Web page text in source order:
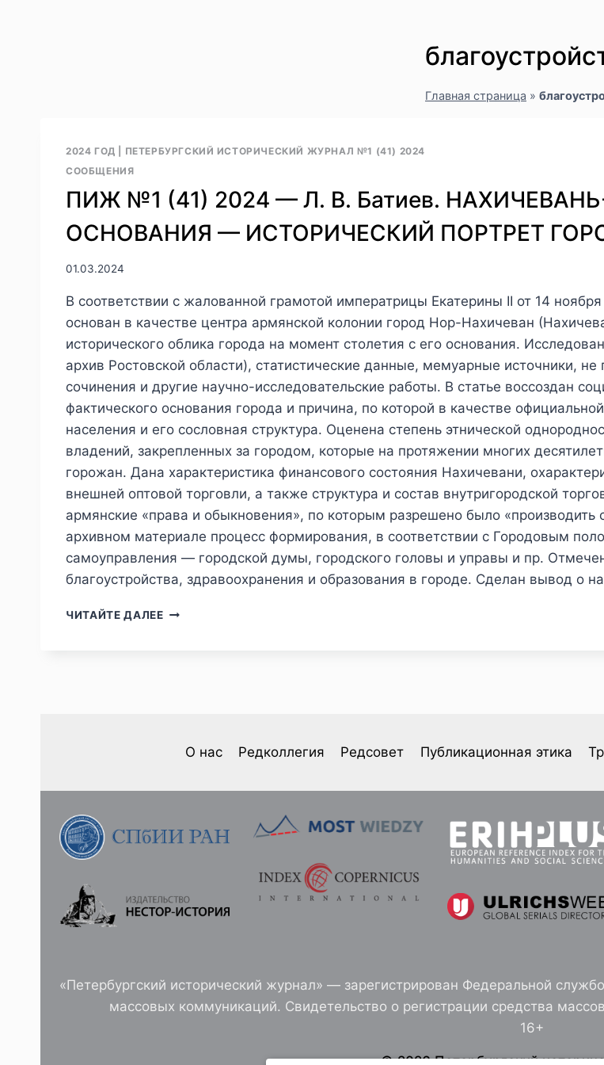
Главная страница »
2024 ГОД
ПЕТЕРБУРГСКИЙ ИСТОРИЧЕСКИЙ ЖУРНАЛ №1 (41) 2024
СООБЩЕНИЯ
ПИЖ №1 (41) 2024 — Л. В. Батиев.
ОСНОВАНИЯ — ИСТОРИЧЕСКИЙ ПОРТРЕТ
01.03.2024
В соответствии с жалованной грамотой императрицы Екатерины II от 14
основан в качестве центра армянской колонии город Нор-Нахичеван
исторического облика города на момент столетия с его основания.
архив Ростовской области), статистические данные, мемуарные источники,
сочинения и другие научно-исследовательские работы. В статье воссоздан
фактического основания города и причина, по которой в качестве
населения и его сословная структура. Оценена степень этнической
владений, закрепленных за городом, которые на протяжении многих
горожан. Дана характеристика финансового состояния Нахичевани,
внешней оптовой торговли, а также структура и состав внутригородской
армянские «права и обыкновения», по которым разрешено было «производить
архивном материале процесс формирования, в соответствии с Городовым
самоуправления — городской думы, городского головы и управы и пр.
благоустройства, здравоохранения и образования в городе. Сделан вывод о
ЧИТАЙТЕ ДАЛЕЕПИЖ
НАХИЧЕВАНЬ-
СПУСТЯ
ЛЕТ
ОТ
ИСТОРИЧЕСКИЙ
ПОРТРЕТ
О нас Редколлегия Редсовет Публикационная этика
«Петербургский исторический журнал» — зарегистрирован Федеральной
массовых коммуникаций. Свидетельство о регистрации средства
16+
© 2026 Петербургский